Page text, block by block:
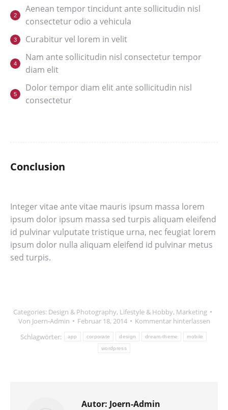
Aenean tempor tincidunt ante sollicitudin nisl
consectetur odio a vehicula
Curabitur vel lorem in velit
Nam ante sollicitudin nisl consectetur tempor
diam elit
Dolor tempor diam elit ante sollicitudin nisl
consectetur
Conclusion
Integer vitae ante vitae mauris ipsum massa lorem
ipsum dolor ipsum massa sed turpis aliquam eleifend
id pulvinar vulputate tristique urna, nec feugiat lorem
ipsum dolor nulla aliquam eleifend id pulvinar metus
sed turpis.
Categories: Design & Photography, Lifestyle & Hobby, Marketing
Von Joern-Admin Februar 18, 2014
Kommentar hinterlassen
Schlagwörter:
app corporate design dream-theme mobile
wordpress
Autor: Joern-Admin